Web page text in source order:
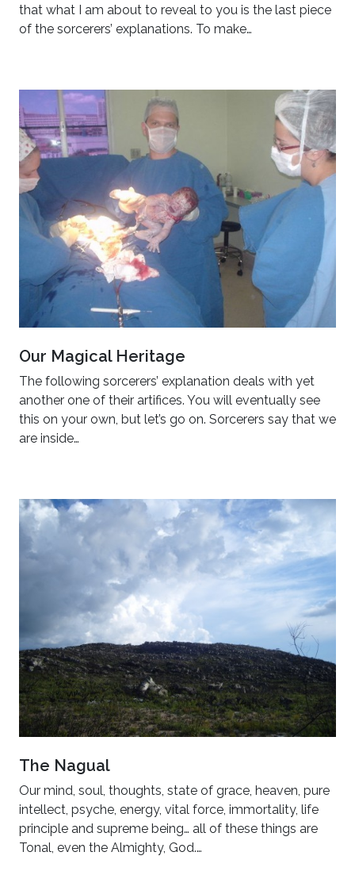
that what I am about to reveal to you is the last piece
of the sorcerers’ explanations. To make…
Our Magical Heritage
The following sorcerers’ explanation deals with yet
another one of their artifices. You will eventually see
this on your own, but let’s go on. Sorcerers say that we
are inside…
The Nagual
Our mind, soul, thoughts, state of grace, heaven, pure
intellect, psyche, energy, vital force, immortality, life
principle and supreme being… all of these things are
Tonal, even the Almighty, God.…